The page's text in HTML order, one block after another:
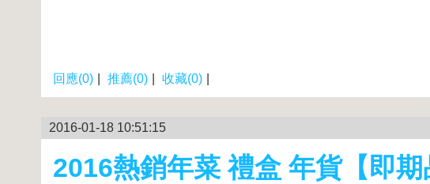
回應(0) 推薦(0) 收藏(0)
2016-01-18 10:51:15
2016熱銷年菜 禮盒 年貨【即